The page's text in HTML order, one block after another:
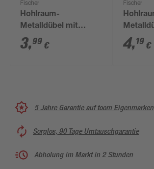
Fischer
Hohlraum-
Metalldübel mit
Schrauben 'HM SK' Ø
5 x 37 mm, 8-teilig
3,99 €
Fischer
5 x 52
4,19 €
5 Jahre Garantie auf toom Eigenmarken
Sorglos, 90 Tage Umtauschgarantie
Abholung im Markt in 2 Stunden